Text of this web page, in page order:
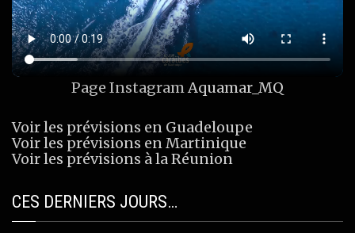
Page InstagramAquamar_MQ
Voir les prévisions en Guadeloupe
Voir les prévisions en Martinique
Voir les prévisions à la Réunion
CES DERNIERS JOURS…